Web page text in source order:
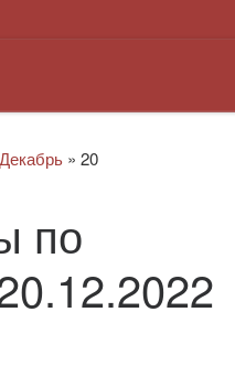
Декабрь » 20
по